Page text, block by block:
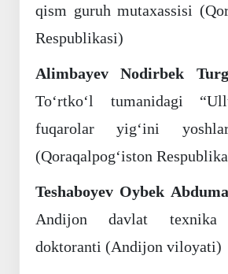
qism guruh mutaxassisi
Respublikasi)
Alimbayev Nodirbek
To‘rtko‘l tumanidagi
fuqarolar yig‘ini
(Qoraqalpog‘iston
Teshaboyev Oybek
Andijon davlat texnika
doktoranti (Andijon viloyati)